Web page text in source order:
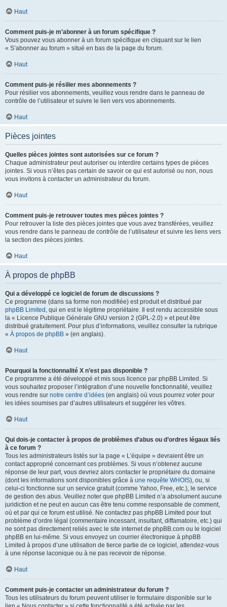
Haut
Comment puis-je m’abonner à un forum spécifique ?
Vous pouvez vous abonner à un forum spécifique en cliquant sur le lien
« S’abonner au forum » situé en bas de la page du forum.
Haut
Comment puis-je résilier mes abonnements ?
Pour résilier vos abonnements, veuillez vous rendre dans le panneau de
contrôle de l’utilisateur et suivre le lien vers vos abonnements.
Haut
Pièces jointes
Quelles pièces jointes sont autorisées sur ce forum ?
Chaque administrateur peut autoriser ou interdire certains types de pièces
jointes. Si vous n’êtes pas certain de savoir ce qui est autorisé ou non, nous
vous invitons à contacter un administrateur du forum.
Haut
Comment puis-je retrouver toutes mes pièces jointes ?
Pour retrouver la liste des pièces jointes que vous avez transférées, veuillez
vous rendre dans le panneau de contrôle de l’utilisateur et suivre les liens vers
la section des pièces jointes.
Haut
À propos de phpBB
Qui a développé ce logiciel de forum de discussions ?
Ce programme (dans sa forme non modifiée) est produit et distribué par
phpBB Limited , qui en est le légitime propriétaire. Il est rendu accessible sous
la « Licence Publique Générale GNU version 2 (GPL-2.0) » et peut être
distribué gratuitement. Pour plus d’informations, veuillez consulter la rubrique
« À propos de phpBB » (en anglais).
Haut
Pourquoi la fonctionnalité X n’est pas disponible ?
Ce programme a été développé et mis sous licence par phpBB Limited. Si
vous souhaitez proposer l’intégration d’une nouvelle fonctionnalité, veuillez
vous rendre sur notre centre d’idées (en anglais) où vous pourrez voter pour
les idées soumises par d’autres utilisateurs et suggérer les vôtres.
Haut
Qui dois-je contacter à propos de problèmes d’abus ou d’ordres légaux liés
à ce forum ?
Tous les administrateurs listés sur la page « L’équipe » devraient être un
contact approprié concernant ces problèmes. Si vous n’obtenez aucune
réponse de leur part, vous devriez alors contacter le propriétaire du domaine
(dont les informations sont disponibles grâce à une requête WHOIS), ou, si
celui-ci fonctionne sur un service gratuit (comme Yahoo, Free, etc.), le service
de gestion des abus. Veuillez noter que phpBB Limited n’a absolument aucune
juridiction et ne peut en aucun cas être tenu comme responsable de comment,
où et par qui ce forum est utilisé. Ne contactez pas phpBB Limited pour tout
problème d’ordre légal (commentaire incessant, insultant, diffamatoire, etc.) qui
ne sont pas directement reliés avec le site internet de phpBB.com ou le logiciel
phpBB en lui-même. Si vous envoyez un courrier électronique à phpBB
Limited à propos d’une utilisation de tierce partie de ce logiciel, attendez-vous
à une réponse laconique ou à ne pas recevoir de réponse.
Haut
Comment puis-je contacter un administrateur du forum ?
Tous les utilisateurs du forum peuvent utiliser le formulaire disponible sur le